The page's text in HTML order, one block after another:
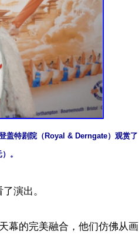
盖特剧院（Royal & Derngate）观赏了
。
演出。
幕的完美融合，他们仿佛从画